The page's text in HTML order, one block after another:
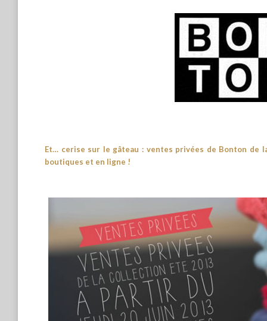
Et… cerise sur le gâteau : ventes privées de Bonton de
boutiques et en ligne !